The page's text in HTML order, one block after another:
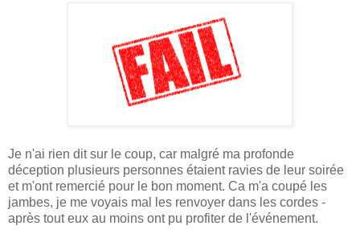
Je n'ai rien dit sur le coup, car malgré ma profonde
déception plusieurs personnes étaient ravies de leur soirée
et m'ont remercié pour le bon moment. Ca m'a coupé les
jambes, je me voyais mal les renvoyer dans les cordes -
après tout eux au moins ont pu profiter de l'événement.